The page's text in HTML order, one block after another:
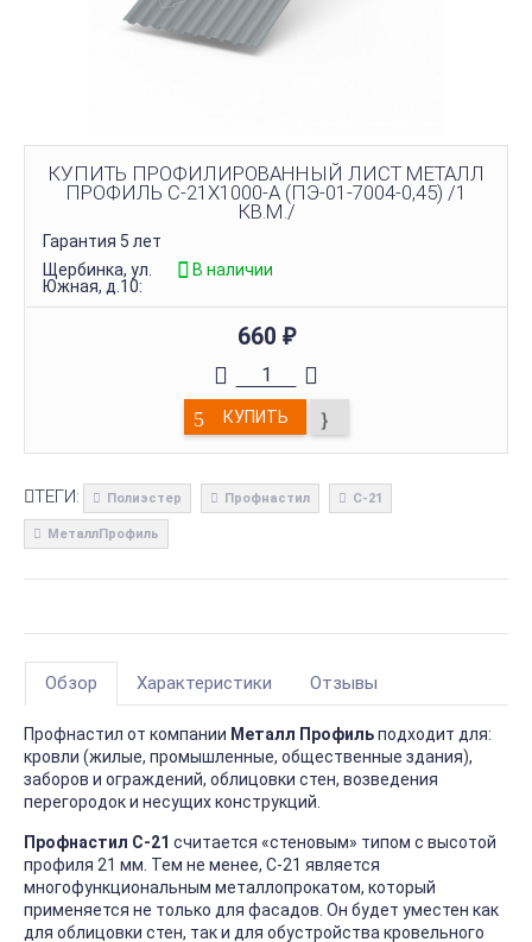
КУПИТЬ ПРОФИЛИРОВАННЫЙ ЛИСТ МЕТАЛЛ
ПРОФИЛЬ С-21Х1000-A (ПЭ-01-7004-0,45) /1
КВ.М./
Гарантия 5 лет
Щербинка, ул.
Южная, д.10:
В наличии
660 ₽
КУПИТЬ
ТЕГИ: Полиэстер Профнастил С-21
МеталлПрофиль
Обзор Характеристики Отзывы
Профнастил от компании Металл Профильподходит для:
кровли (жилые, промышленные, общественные здания),
заборов и ограждений, облицовки стен, возведения
перегородок и несущих конструкций.
Профнастил С-21 считается «стеновым» типом с высотой
профиля 21 мм. Тем не менее, С-21 является
многофункциональным металлопрокатом, который
применяется не только для фасадов. Он будет уместен как
для облицовки стен, так и для обустройства кровельного